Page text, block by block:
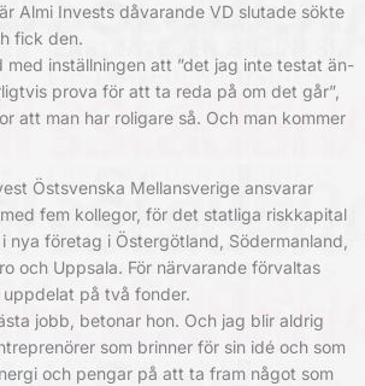
Almi Invests dåvarande VD slutade sökte
fick den.
inställningen att ”det jag inte testat än-
prova för att ta reda på om det går”,
att man har roligare så. Och man kommer
Östsvenska Mellansverige ansvarar
fem kollegor, för det statliga riskkapital
nya företag i Östergötland, Södermanland,
och Uppsala. För närvarande förvaltas
på två fonder.
jobb, betonar hon. Och jag blir aldrig
som brinner för sin idé och som
och pengar på att ta fram något som